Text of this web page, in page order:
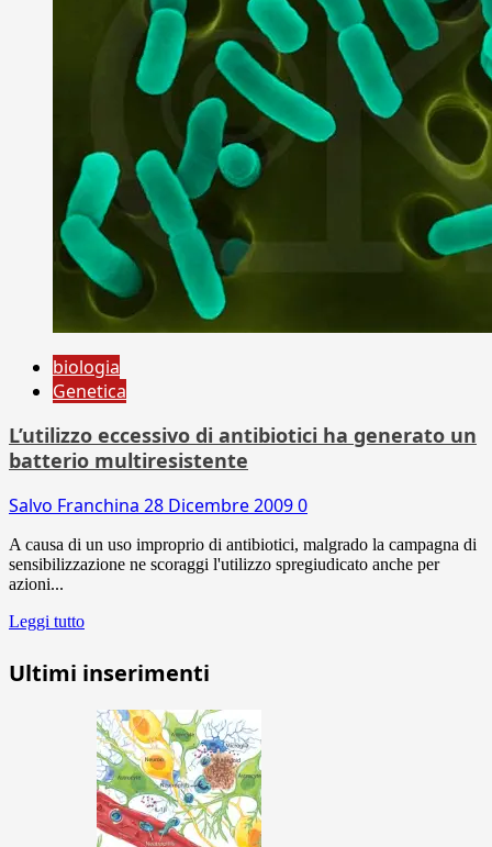
biologia
Genetica
L’utilizzo eccessivo di antibiotici ha generato un
batterio multiresistente
Salvo Franchina 28 Dicembre 20090
A causa di un uso improprio di antibiotici, malgrado la campagna di
sensibilizzazione ne scoraggi l'utilizzo spregiudicato anche per
azioni...
Leggi tutto
Ultimi inserimenti